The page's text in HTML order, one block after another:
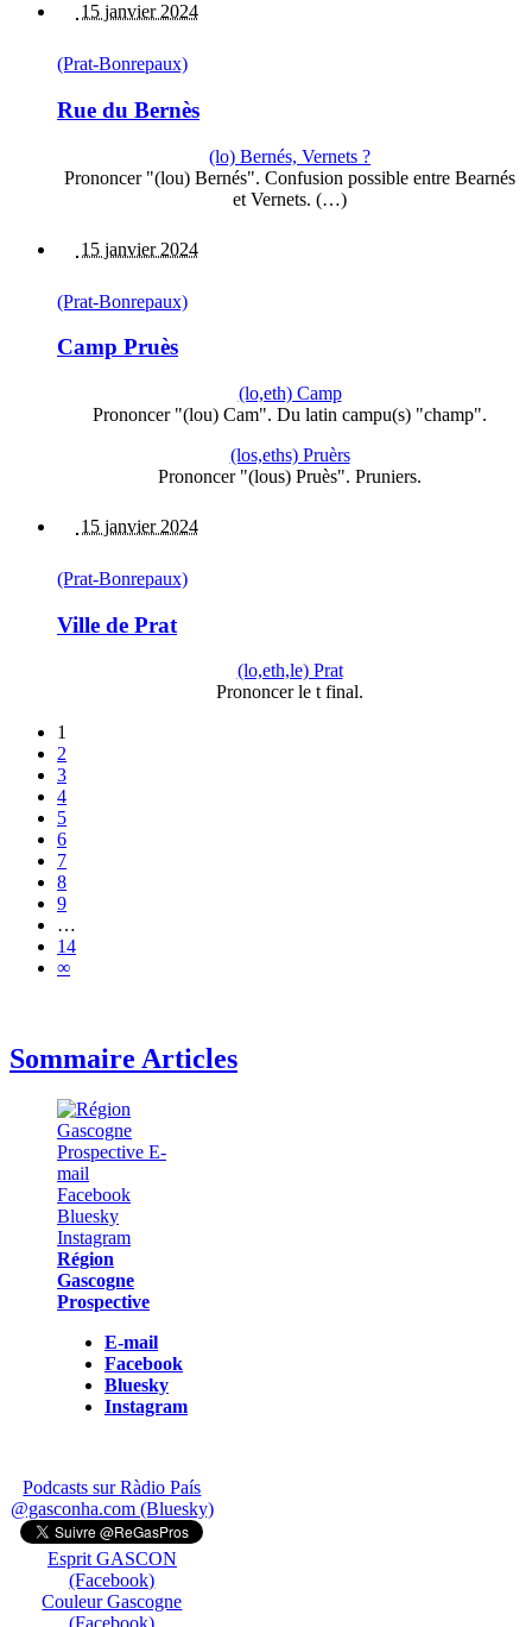
15 janvier 2024
(Prat-Bonrepaux)
Rue du Bernès
(lo) Bernés, Vernets ?
Prononcer "(lou) Bernés". Confusion possible entre Bearnés
et Vernets. (…)
15 janvier 2024
(Prat-Bonrepaux)
Camp Pruès
(lo,eth) Camp
Prononcer "(lou) Cam". Du latin campu(s) "champ".
(los,eths) Pruèrs
Prononcer "(lous) Pruès". Pruniers.
15 janvier 2024
(Prat-Bonrepaux)
Ville de Prat
(lo,eth,le) Prat
Prononcer le t final.
1
2
3
4
5
6
7
8
9
…
14
∞
Sommaire Articles
Région
Gascogne
Prospective
E-mail
Facebook
Bluesky
Instagram
Podcasts sur Ràdio País
@gasconha.com (Bluesky)
Esprit GASCON
(Facebook)
Couleur Gascogne